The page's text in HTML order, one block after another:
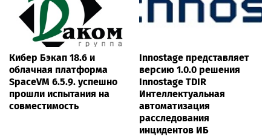
Кибер Бэкап 18.6 и
облачная платформа
SpaceVM 6.5.9. успешно
прошли испытания на
совместимость
Innostage представляет
версию 1.0.0 решения
Innostage TDIR
Интеллектуальная
автоматизация
расследования
инцидентов ИБ